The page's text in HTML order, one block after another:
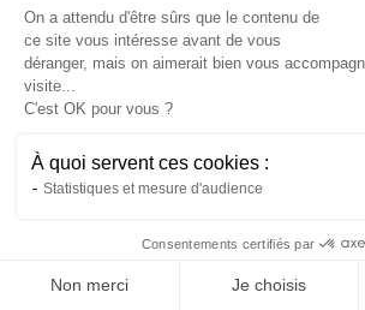
personnalisé.
Le risque de la
Souscrire son assurance
banque présente un atout
unique), mais également un
avec ACM sur un sinistre, le
On a attendu d'être sûrs que le contenu de
ce site vous intéresse avant de vous
déranger, mais on aimerait bien vous
visite...
C'est OK pour vous ?
À quoi servent ces cookies :
Statistiques et mesure d'audience
Consentements certifiés par
Non merci Je choisis